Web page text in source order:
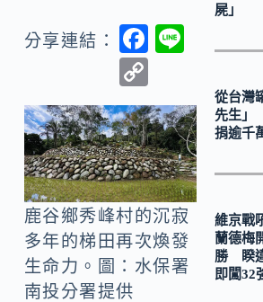
分享連結：
F
b
o
o
k
o
p
y
Li
n
k
鹿谷鄉秀峰村的沉寂
多年的梯田再次煥發
生命力。圖：水保署
南投分署提供
屍」
從台灣
先生」
捐逾千
維京戰
蘭德梅
勝 睽
即闖32